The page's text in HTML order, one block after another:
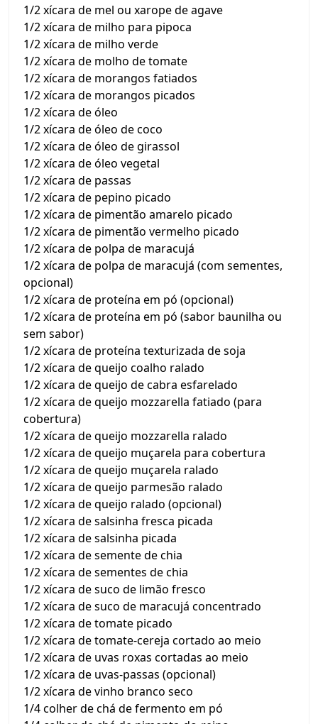
1/2 xícara de mel ou xarope de agave
1/2 xícara de milho para pipoca
1/2 xícara de milho verde
1/2 xícara de molho de tomate
1/2 xícara de morangos fatiados
1/2 xícara de morangos picados
1/2 xícara de óleo
1/2 xícara de óleo de coco
1/2 xícara de óleo de girassol
1/2 xícara de óleo vegetal
1/2 xícara de passas
1/2 xícara de pepino picado
1/2 xícara de pimentão amarelo picado
1/2 xícara de pimentão vermelho picado
1/2 xícara de polpa de maracujá
1/2 xícara de polpa de maracujá (com sementes,
opcional)
1/2 xícara de proteína em pó (opcional)
1/2 xícara de proteína em pó (sabor baunilha ou
sem sabor)
1/2 xícara de proteína texturizada de soja
1/2 xícara de queijo coalho ralado
1/2 xícara de queijo de cabra esfarelado
1/2 xícara de queijo mozzarella fatiado (para
cobertura)
1/2 xícara de queijo mozzarella ralado
1/2 xícara de queijo muçarela para cobertura
1/2 xícara de queijo muçarela ralado
1/2 xícara de queijo parmesão ralado
1/2 xícara de queijo ralado (opcional)
1/2 xícara de salsinha fresca picada
1/2 xícara de salsinha picada
1/2 xícara de semente de chia
1/2 xícara de sementes de chia
1/2 xícara de suco de limão fresco
1/2 xícara de suco de maracujá concentrado
1/2 xícara de tomate picado
1/2 xícara de tomate-cereja cortado ao meio
1/2 xícara de uvas roxas cortadas ao meio
1/2 xícara de uvas-passas (opcional)
1/2 xícara de vinho branco seco
1/4 colher de chá de fermento em pó